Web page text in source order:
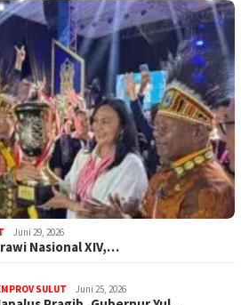
Juni 29, 2026
Nasional XIV,…
SULUT Juni 25, 2026